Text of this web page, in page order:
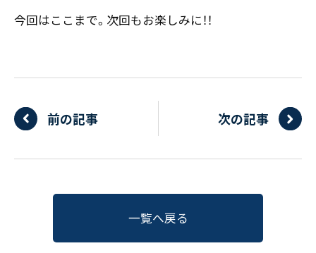
今回はここまで。次回もお楽しみに！！
前の記事 次の記事
一覧へ戻る